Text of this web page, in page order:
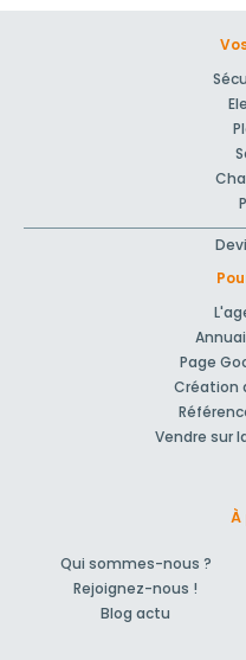
Page
Création
Vendre sur
À
Qui sommes-nous ?
Rejoignez-nous !
Blog actu